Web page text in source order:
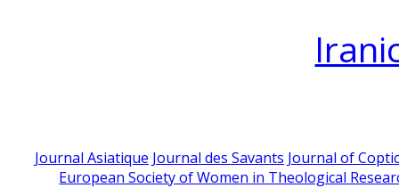
Journal Asiatique Journal des Savants Journal of
European Society of Women in Theological